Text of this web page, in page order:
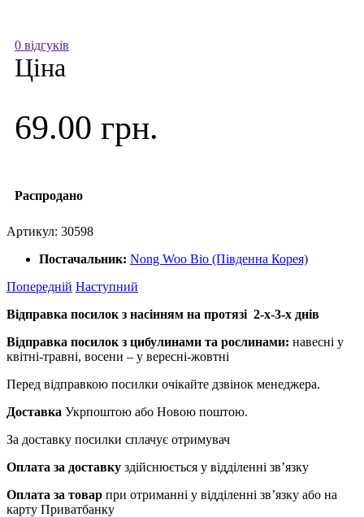
0 відгуків
Ціна
69.00 грн.
Распродано
Артикул: 30598
Постачальник: Nong Woo Bio (Південна Корея)
Попередній Наступний
Відправка посилок з насінням на протязі 2-х-3-х днів
Відправка посилок з цибулинами та рослинами: навесні у
квітні-травні, восени – у вересні-жовтні
Перед відправкою посилки очікайте дзвінок менеджера.
Доставка Укрпоштою або Новою поштою.
За доставку посилки сплачує отримувач
Оплата за доставку здійснюється у відділенні зв’язку
Оплата за товар при отриманні у відділенні зв’язку або на
карту Приватбанку